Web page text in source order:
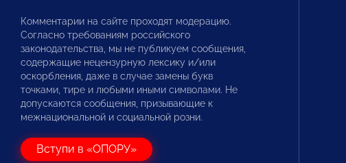
Комментарии на сайте проходят модерацию.
Согласно требованиям российского
законодательства, мы не публикуем сообщения,
содержащие нецензурную лексику и/или
оскорбления, даже в случае замены букв
точками, тире и любыми иными символами. Не
допускаются сообщения, призывающие к
межнациональной и социальной розни.
Вступи в «ОПОРУ»